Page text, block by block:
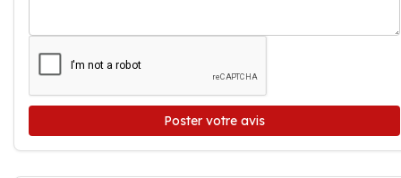
Poster votre avis